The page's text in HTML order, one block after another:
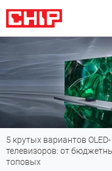
вариантов OLED-
от бюджетных до